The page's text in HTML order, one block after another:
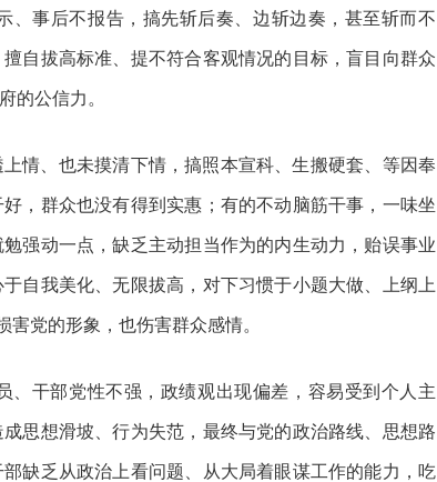
、事后不报告，搞先斩后奏、边斩边奏，甚至斩而不
自拔高标准、提不符合客观情况的目标，盲目向群众
的公信力。
情、也未摸清下情，搞照本宣科、生搬硬套、等因奉
，群众也没有得到实惠；有的不动脑筋干事，一味坐
强动一点，缺乏主动担当作为的内生动力，贻误事业
自我美化、无限拔高，对下习惯于小题大做、上纲上
害党的形象，也伤害群众感情。
、干部党性不强，政绩观出现偏差，容易受到个人主
思想滑坡、行为失范，最终与党的政治路线、思想路
缺乏从政治上看问题、从大局着眼谋工作的能力，吃